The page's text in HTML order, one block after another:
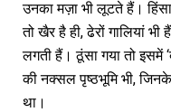
उनका मज़ा भी लूटते हैं।
तो खैर है ही, ढेरों गालियां
लगती हैं। ठूंसा गया तो इसमें
की नक्सल पृष्ठभूमि भी,
था।